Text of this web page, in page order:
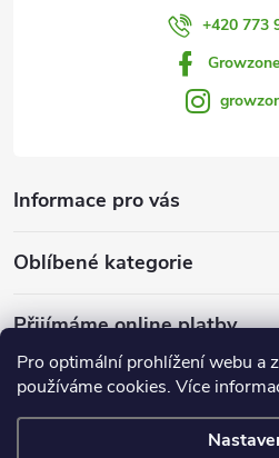
Pro optimální prohlížení webu a
používáme cookies. Více
+420 773
Informace pro vás
Oblíbené kategorie
Přijímáme online platby